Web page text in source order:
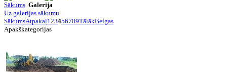
Sākums Galerija
Uz galerijas sākumu
SākumsAtpakaļ1 23456789TālākBeigas
Apakškategorijas